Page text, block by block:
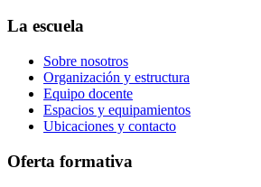
La escuela
Sobre nosotros
Organización y estructura
Equipo docente
Espacios y equipamientos
Ubicaciones y contacto
Oferta formativa